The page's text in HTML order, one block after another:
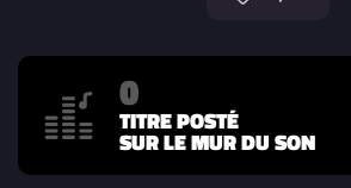
0
TITRE POSTÉ
SUR LE MUR DU SON